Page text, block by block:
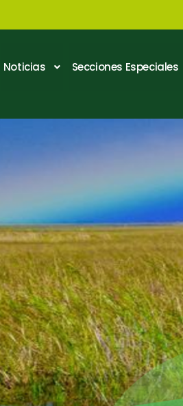
Noticias Secciones Especiales